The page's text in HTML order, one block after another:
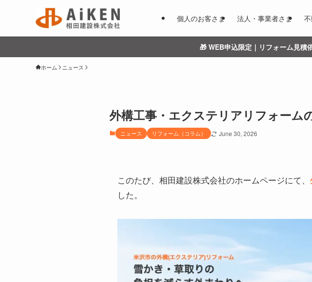
個人のお客さま 法人・事業者さま
🎁 WEB申込限定｜リフォーム見積
ホーム ニュース
外構工事・エクステリアリフォーム
ニュース リフォーム（コラム） June 30, 2026
このたび、相田建設株式会社のホームページにて、
した。